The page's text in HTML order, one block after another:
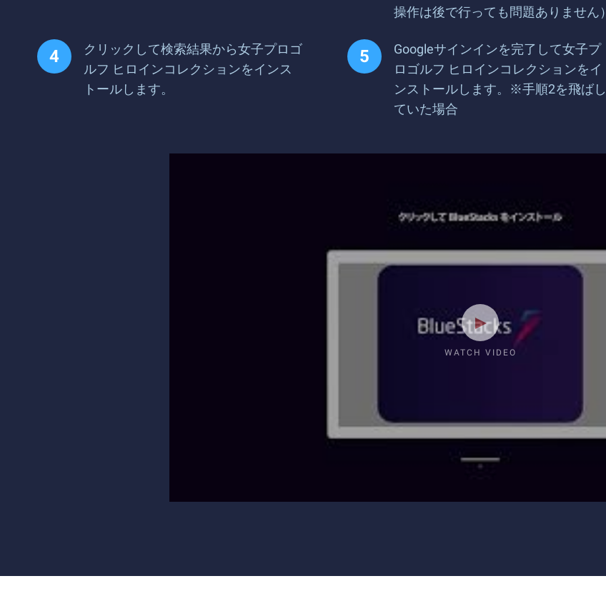
操作は後で行っても問題ありません）
クリックして検索結果から女子プロゴ
ルフ ヒロインコレクションをインス
トールします。
Googleサインインを完了して女子プ
ロゴルフ ヒロインコレクションをイ
ンストールします。※手順2を飛ばし
ていた場合
WATCH VIDEO